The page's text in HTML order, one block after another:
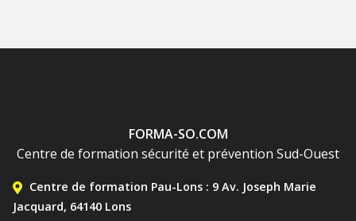
FORMA-SO.COM
Centre de formation sécurité et prévention Sud-Ouest
MENU DE CONTACT BAS
Centre de formation Pau-Lons : 9 Av. Joseph Marie
Jacquard, 64140 Lons